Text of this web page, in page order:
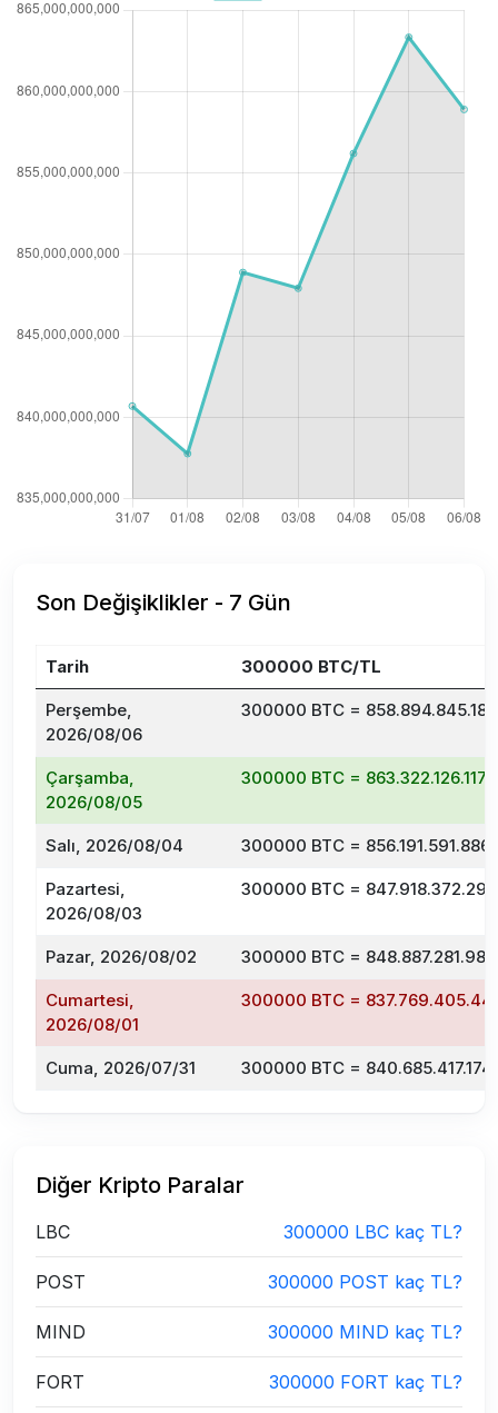
Son Değişiklikler - 7 Gün
Tarih 300000 BTC/TL
Perşembe,
2026/08/06
300000 BTC =
Çarşamba,
2026/08/05
300000 BTC =
Salı, 2026/08/04 300000 BTC =
Pazartesi,
2026/08/03
300000 BTC =
Pazar, 2026/08/02 300000 BTC =
Cumartesi,
2026/08/01
300000 BTC =
Cuma, 2026/07/31 300000 BTC =
Diğer Kripto Paralar
LBC 300000 LBC kaç TL?
POST 300000 POST kaç TL?
MIND 300000 MIND kaç TL?
FORT 300000 FORT kaç TL?